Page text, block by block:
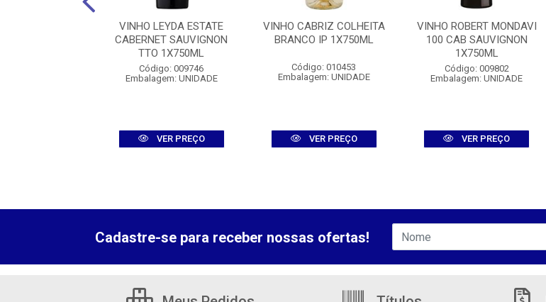
VINHO LEYDA ESTATE
CABERNET SAUVIGNON
TTO 1X750ML
Código: 009746
Embalagem: UNIDADE
VER PREÇO
VINHO CABRIZ COLHEITA
BRANCO IP 1X750ML
Código: 010453
Embalagem: UNIDADE
VER PREÇO
VINHO ROBERT MONDAVI
100 CAB SAUVIGNON
1X750ML
Código: 009802
Embalagem: UNIDADE
VER PREÇO
Cadastre-se para receber nossas ofertas!